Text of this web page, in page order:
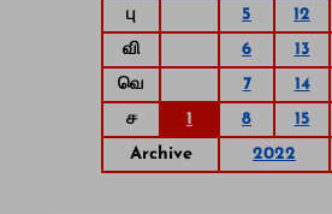
பு
5 12
வி
6 13
வெ
7 14
ச
1 8 15
Archive
2022